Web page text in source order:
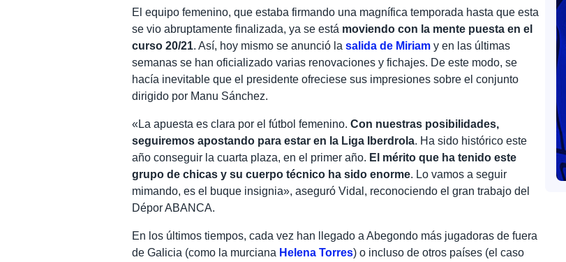
El equipo femenino, que estaba firmando una magnífica temporada hasta que esta
se vio abruptamente finalizada, ya se está moviendo con la mente puesta en el
curso 20/21. Así, hoy mismo se anunció lasalida de Miriam y en las últimas
semanas se han oficializado varias renovaciones y fichajes. De este modo, se
hacía inevitable que el presidente ofreciese sus impresiones sobre el conjunto
dirigido por Manu Sánchez.
«La apuesta es clara por el fútbol femenino. Con nuestras posibilidades,
seguiremos apostando para estar en la Liga Iberdrola. Ha sido histórico este
año conseguir la cuarta plaza, en el primer año. El mérito que ha tenido este
grupo de chicas y su cuerpo técnico ha sido enorme. Lo vamos a seguir
mimando, es el buque insignia», aseguró Vidal, reconociendo el gran trabajo del
Dépor ABANCA.
En los últimos tiempos, cada vez han llegado a Abegondo más jugadoras de fuera
de Galicia (como la murciana Helena Torres) o incluso de otros países (el caso